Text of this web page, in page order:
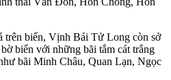
trên biển, Vịnh Bái Tử Long còn sở
biển với những bãi tắm cát trắng
bãi Minh Châu, Quan Lạn, Ngọc